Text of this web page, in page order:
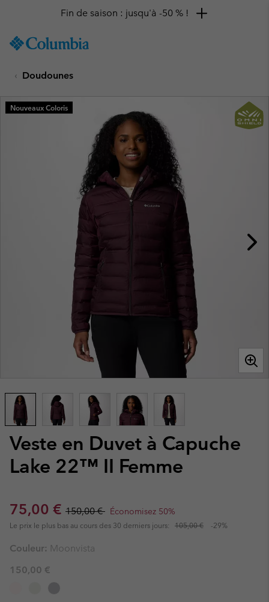
TO
SKIP
MAIN
NAV
Fin de saison : jusqu'à -50 % !
Doudounes
Veste en Duvet à Capuche
Lake 22™ II Femme
Sale price:
75,00 € Regular price:
150,00 € Économisez 50%
Le prix le plus bas au cours des 30 derniers jours: 105,00 € -29%
Nouveaux Coloris
Couleur: Moonvista
150,00 €